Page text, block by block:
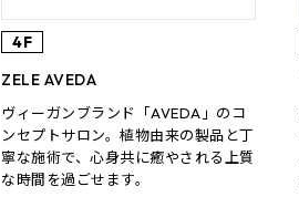
4F
ZELE AVEDA
ヴィーガンブランド「AVEDA」のコ
ンセプトサロン。植物由来の製品と丁
寧な施術で、心身共に癒やされる上質
な時間を過ごせます。